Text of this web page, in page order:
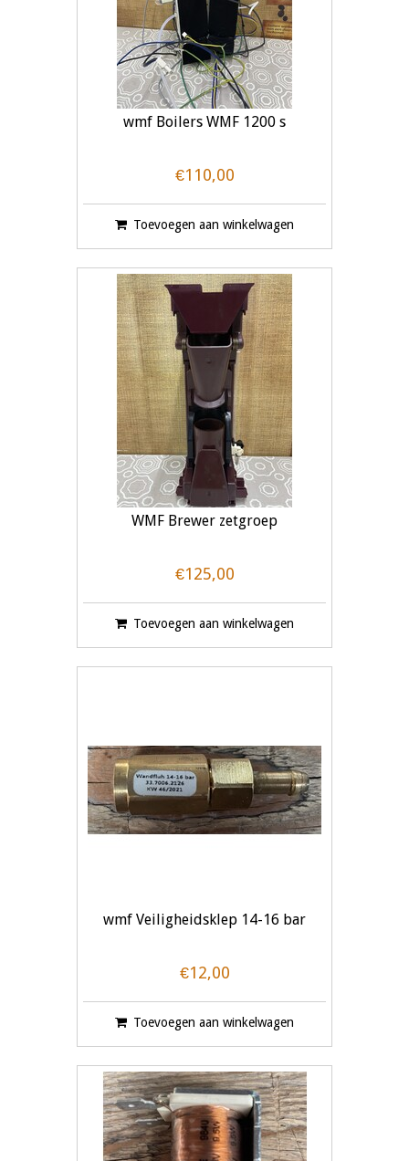
wmf Boilers WMF 1200 s
€110,00
Toevoegen aan winkelwagen
WMF Brewer zetgroep
€125,00
Toevoegen aan winkelwagen
wmf Veiligheidsklep 14-16 bar
€12,00
Toevoegen aan winkelwagen